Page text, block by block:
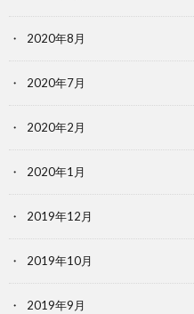
2020年8月
2020年7月
2020年2月
2020年1月
2019年12月
2019年10月
2019年9月